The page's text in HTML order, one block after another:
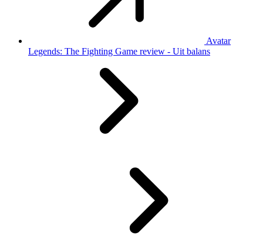
Avatar
Legends: The Fighting Game review - Uit balans